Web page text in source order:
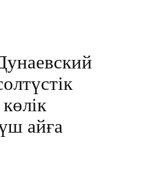
айға